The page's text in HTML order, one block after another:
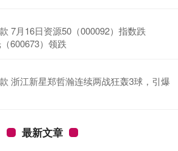
7月16日资源50（000092）指数跌
600673）领跌
浙江新星郑哲瀚连续两战狂轰3球，引爆
最新文章